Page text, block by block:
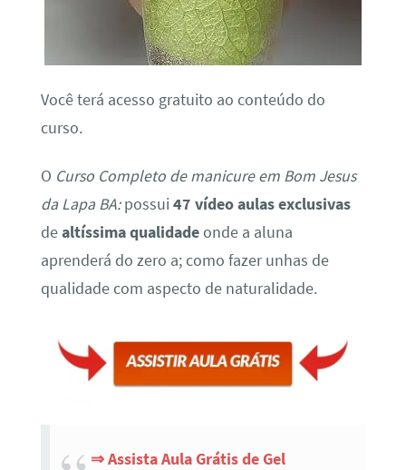
Você terá acesso gratuito ao conteúdo do
curso.
O Curso Completo de manicure em Bom Jesus
da Lapa BA:possui 47 vídeo aulas exclusivas
dealtíssima qualidadeonde a aluna
aprenderá do zero a; como fazer unhas de
qualidade com aspecto de naturalidade.
⇒ Assista Aula Grátis de Gel